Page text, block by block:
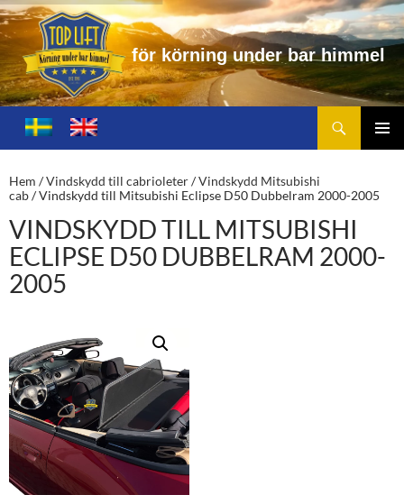
för körning under bar himme
Toplift.se – för körning under bar himmel
HOPPA
TILL
Hem /Vindskydd till cabrioleter/Vindskydd Mitsubishi
cab/ Vindskydd till Mitsubishi Eclipse D50 Dubbelram 2000-2005
VINDSKYDD TILL MITSUBISHI
ECLIPSE D50 DUBBELRAM 2000-
2005